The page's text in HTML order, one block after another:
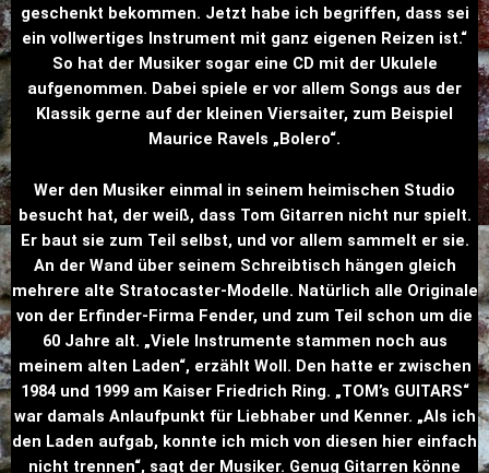
geschenkt bekommen. Jetzt habe ich begriffen, dass sei
ein vollwertiges Instrument mit ganz eigenen Reizen ist.“
So hat der Musiker sogar eine CD mit der Ukulele
aufgenommen. Dabei spiele er vor allem Songs aus der
Klassik gerne auf der kleinen Viersaiter, zum Beispiel
Maurice Ravels „Bolero“.
Wer den Musiker einmal in seinem heimischen Studio
besucht hat, der weiß, dass Tom Gitarren nicht nur spielt.
Er baut sie zum Teil selbst, und vor allem sammelt er sie.
An der Wand über seinem Schreibtisch hängen gleich
mehrere alte Stratocaster-Modelle. Natürlich alle Originale
von der Erfinder-Firma Fender, und zum Teil schon um die
60 Jahre alt. „Viele Instrumente stammen noch aus
meinem alten Laden“, erzählt Woll. Den hatte er zwischen
1984 und 1999 am Kaiser Friedrich Ring. „TOM’s GUITARS“
war damals Anlaufpunkt für Liebhaber und Kenner. „Als ich
den Laden aufgab, konnte ich mich von diesen hier einfach
nicht trennen“, sagt der Musiker. Genug Gitarren könne